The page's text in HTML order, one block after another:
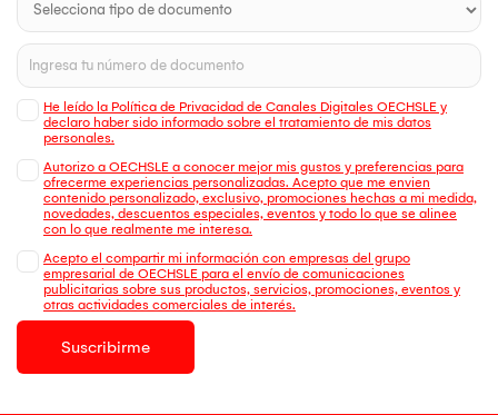
He leído la Política de Privacidad de Canales Digitales OECHSLE y
declaro haber sido informado sobre el tratamiento de mis datos
personales.
Autorizo a OECHSLE a conocer mejor mis gustos y preferencias para
ofrecerme experiencias personalizadas. Acepto que me envien
contenido personalizado, exclusivo, promociones hechas a mi medida,
novedades, descuentos especiales, eventos y todo lo que se alinee
con lo que realmente me interesa.
Acepto el compartir mi información con empresas del grupo
empresarial de OECHSLE para el envío de comunicaciones
publicitarias sobre sus productos, servicios, promociones, eventos y
otras actividades comerciales de interés.
Suscribirme